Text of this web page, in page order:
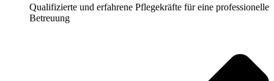
Qualifizierte und erfahrene Pflegekräfte für eine professionelle
Betreuung